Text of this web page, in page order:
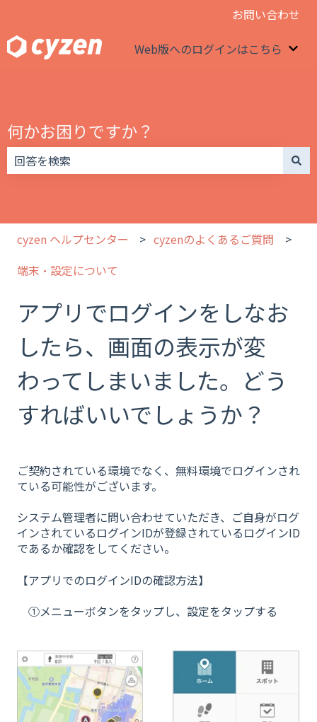
お問い合わせ
Web版へのログインはこちら
何かお困りですか？
cyzen ヘルプセンター
cyzenのよくあるご質問
端末・設定について
アプリでログインをしなお
したら、画面の表示が変
わってしまいました。どう
すればいいでしょうか？
ご契約されている環境でなく、無料環境でログインされ
ている可能性がございます。
システム管理者に問い合わせていただき、ご自身がログ
インされているログインIDが登録されているログインID
であるか確認をしてください。
【アプリでのログインIDの確認方法】
①メニューボタンをタップし、設定をタップする